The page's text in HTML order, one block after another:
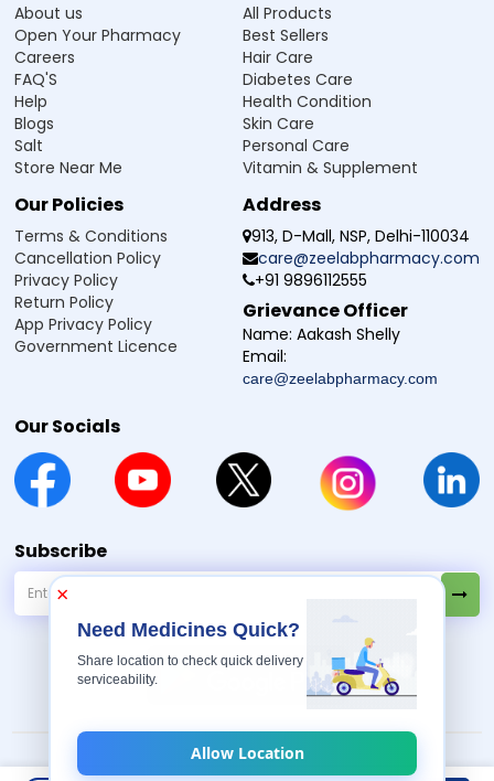
×
Need Medicines Quick?
Share location to check quick delivery
serviceability.
Allow Location
About us
Open Your Pharmacy
Careers
FAQ'S
Help
Blogs
Salt
Store Near Me
All Products
Best Sellers
Hair Care
Diabetes Care
Health Condition
Skin Care
Personal Care
Vitamin & Supplement
Our Policies
Terms & Conditions
Cancellation Policy
Privacy Policy
Return Policy
App Privacy Policy
Government Licence
Address
913, D-Mall, NSP, Delhi-110034
care@zeelabpharmacy.com
+91 9896112555
Grievance Officer
Name: Aakash Shelly
Email:
care@zeelabpharmacy.com
Our Socials
Subscribe
2026 Copyright By
© Zeelab Pharmacy Private Limited. All Rights Reserved